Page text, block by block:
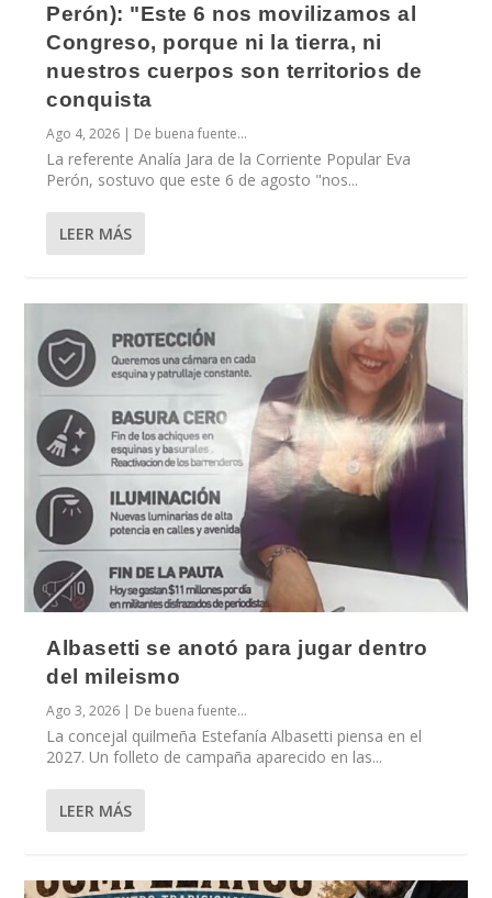
Perón): "Este 6 nos movilizamos al
Congreso, porque ni la tierra, ni
nuestros cuerpos son territorios de
conquista
Ago 4, 2026 | De buena fuente...
La referente Analía Jara de la Corriente Popular Eva
Perón, sostuvo que este 6 de agosto "nos...
LEER MÁS
Albasetti se anotó para jugar dentro
del mileismo
Ago 3, 2026 | De buena fuente...
La concejal quilmeña Estefanía Albasetti piensa en el
2027. Un folleto de campaña aparecido en las...
LEER MÁS